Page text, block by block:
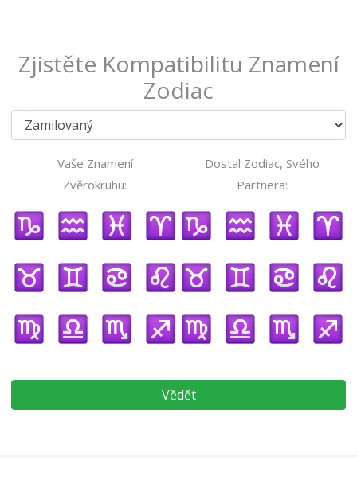
Zjistěte Kompatibilitu Znamení
Zodiac
Vaše Znamení
Zvěrokruhu:
Dostal Zodiac, Svého
Partnera:
Vědět